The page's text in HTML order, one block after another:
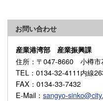
お問い合わせ
産業港湾部 産業振興課
住所 ：〒047-8660 小樽市
TEL ：0134-32-4111内線
FAX ：0134-33-7432
E-Mail ： sangyo-